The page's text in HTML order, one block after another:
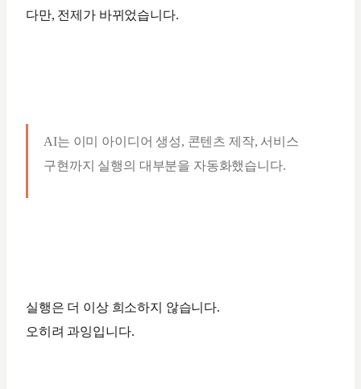
다만, 전제가 바뀌었습니다.
AI는 이미 아이디어 생성, 콘텐츠 제작, 서비스
구현까지 실행의 대부분을 자동화했습니다.
실행은 더 이상 희소하지 않습니다.
오히려 과잉입니다.